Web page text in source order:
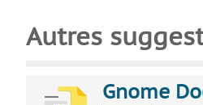
Autres
Gnome